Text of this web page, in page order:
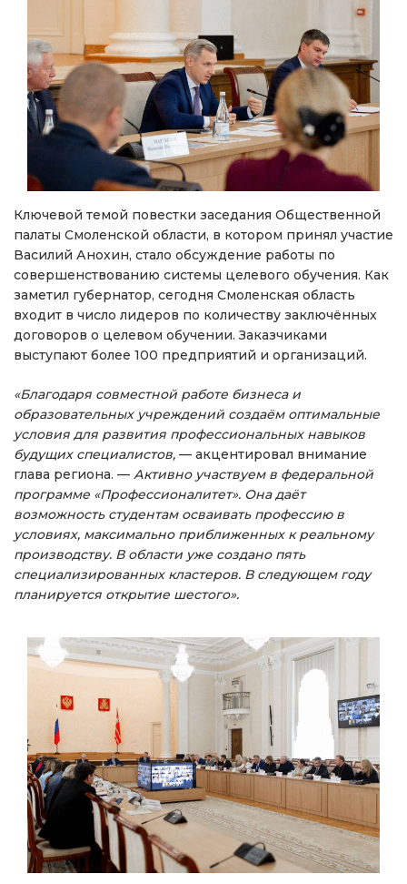
Ключевой темой повестки заседания Общественной
палаты Смоленской области, в котором принял участие
Василий Анохин, стало обсуждение работы по
совершенствованию системы целевого обучения. Как
заметил губернатор, сегодня Смоленская область
входит в число лидеров по количеству заключённых
договоров о целевом обучении. Заказчиками
выступают более 100 предприятий и организаций.
«Благодаря совместной работе бизнеса и
образовательных учреждений создаём оптимальные
условия для развития профессиональных навыков
будущих специалистов, — акцентировал внимание
глава региона. — Активно участвуем в федеральной
программе «Профессионалитет». Она даёт
возможность студентам осваивать профессию в
условиях, максимально приближенных к реальному
производству. В области уже создано пять
специализированных кластеров. В следующем году
планируется открытие шестого».